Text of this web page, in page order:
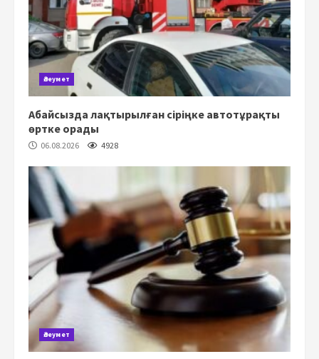
Әлеумет
Абайсызда лақтырылған сіріңке автотұрақты
өртке орады
06.08.2026 4928
Әлеумет